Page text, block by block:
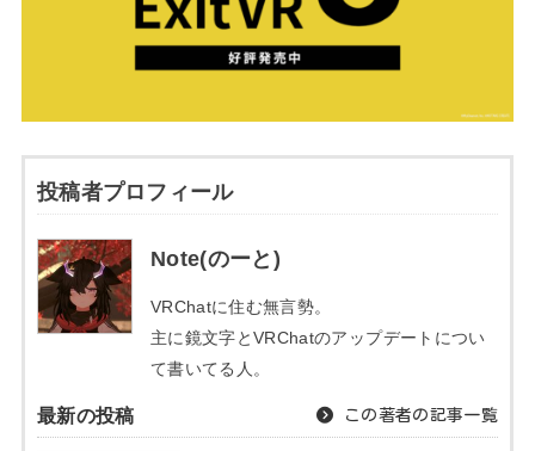
投稿者プロフィール
Note(のーと)
VRChatに住む無言勢。
主に鏡文字とVRChatのアップデートについ
て書いてる人。
最新の投稿 この著者の記事一覧